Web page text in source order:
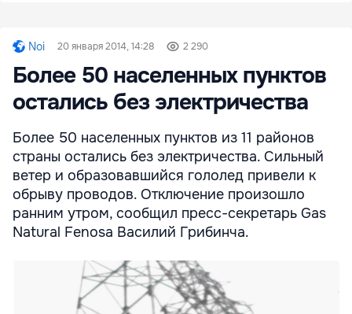
Noi 20 января 2014, 14:28 2 290
Более 50 населенных пунктов
остались без электричества
Более 50 населенных пунктов из 11 районов
страны остались без электричества. Сильный
ветер и образовавшийся гололед привели к
обрыву проводов. Отключение произошло
ранним утром, сообщил пресс-секретарь Gas
Natural Fenosa Василий Грибинча.